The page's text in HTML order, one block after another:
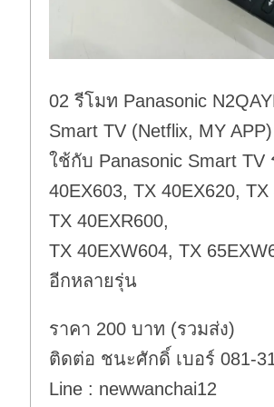
02 รีโมท Panasonic
Smart TV (Netflix, MY APP)
ใช้กับ Panasonic Smart TV
40EX603, TX 40EX620, TX
TX 40EXR600,
TX 40EXW604, TX
อีกหลายรุ่น
ราคา 200 บาท (รวมส่ง)
ติดต่อ ชนะศักดิ์ เบอร์ 081-
Line : newwanchai12